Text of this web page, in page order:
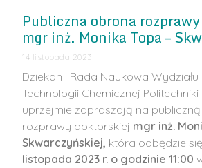
Publiczna obrona
mgr inż. Monika Topa –
14 listopada 2023
Dziekan i Rada Naukowa Wydziału
Technologii Chemicznej
uprzejmie zapraszają na
rozprawy doktorskiej mgr inż.
Skwarczyńskiej, która odbędzie
listopada 2023 r. o godzinie 11:00